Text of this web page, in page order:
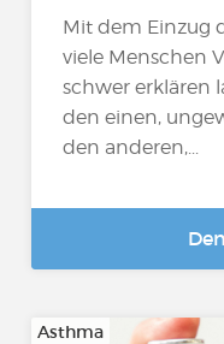
Mit dem Einzug
viele Menschen
schwer erklären
den einen,
den anderen,...
Asthma